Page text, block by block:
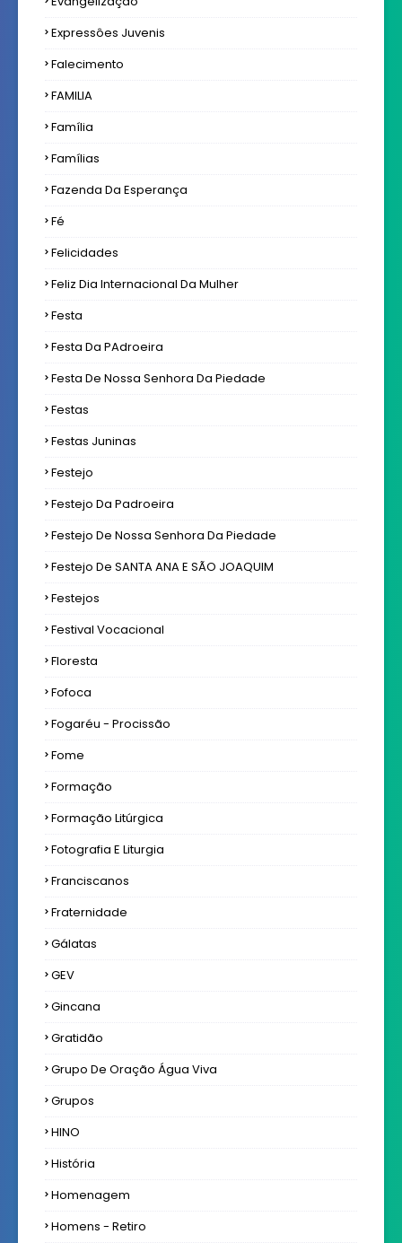
Expressôes Juvenis
Falecimento
FAMILIA
Família
Famílias
Fazenda Da Esperança
Fé
Felicidades
Feliz Dia Internacional Da Mulher
Festa
Festa Da PAdroeira
Festa De Nossa Senhora Da Piedade
Festas
Festas Juninas
Festejo
Festejo Da Padroeira
Festejo De Nossa Senhora Da Piedade
Festejo De SANTA ANA E SÃO JOAQUIM
Festejos
Festival Vocacional
Floresta
Fofoca
Fogaréu - Procissão
Fome
Formação
Formação Litúrgica
Fotografia E Liturgia
Franciscanos
Fraternidade
Gálatas
GEV
Gincana
Gratidão
Grupo De Oração Água Viva
Grupos
HINO
História
Homenagem
Homens - Retiro